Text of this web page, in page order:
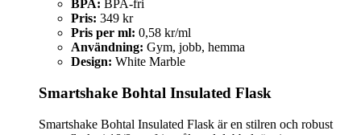
BPA: BPA-fri
Pris: 349 kr
Pris per ml: 0,58 kr/ml
Användning: Gym, jobb, hemma
Design: White Marble
Smartshake Bohtal Insulated Flask
Smartshake Bohtal Insulated Flask är en stilren och robust